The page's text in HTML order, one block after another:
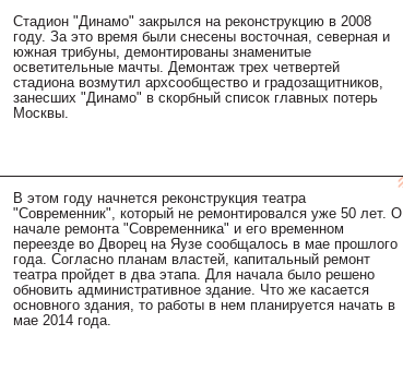
Стадион "Динамо" закрылся на реконструкцию в 2008
году. За это время были снесены восточная, северная и
южная трибуны, демонтированы знаменитые
осветительные мачты. Демонтаж трех четвертей
стадиона возмутил архсообщество и градозащитников,
занесших "Динамо" в скорбный список главных потерь
Москвы.
В этом году начнется реконструкция театра
"Современник", который не ремонтировался уже 50 лет. О
начале ремонта "Современника" и его временном
переезде во Дворец на Яузе сообщалось в мае прошлого
года. Согласно планам властей, капитальный ремонт
театра пройдет в два этапа. Для начала было решено
обновить административное здание. Что же касается
основного здания, то работы в нем планируется начать в
мае 2014 года.